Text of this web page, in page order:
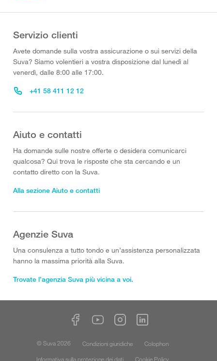
Servizio clienti
Avete domande sulla vostra assicurazione o sui servizi della
Suva? Siamo volentieri a vostra disposizione dal lunedì al
venerdì, dalle 8:00 alle 17:00.
+41 58 411 12 12
Aiuto e contatti
Ha domande sulle nostre offerte o desidera comunicarci
qualcosa? Qui trova le risposte che sta cercando e un
contatto diretto con la Suva.
Alla sezione Aiuto e contatti
Agenzie Suva
Una consulenza a tutto tondo e un’assistenza personalizzata
hanno la massima priorità alla Suva.
Trovate l’agenzia Suva più vicina a voi.
© Suva 2026 Condizioni giuridiche
Colophon
Informativa sulla protezione dei dati
Cookie Policy